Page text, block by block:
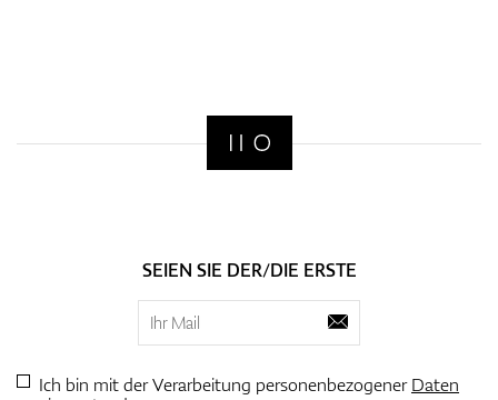
SEIEN SIE DER/DIE ERSTE
Ich bin mit der Verarbeitung personenbezogenerDaten